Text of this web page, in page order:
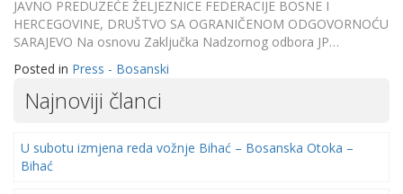
JAVNO PREDUZEĆE ŽELJEZNICE FEDERACIJE BOSNE I
HERCEGOVINE, DRUŠTVO SA OGRANIČENOM ODGOVORNOĆU
SARAJEVO Na osnovu Zaključka Nadzornog odbora JP…
Posted in Press - Bosanski
Najnoviji članci
U subotu izmjena reda vožnje Bihać – Bosanska Otoka –
Bihać